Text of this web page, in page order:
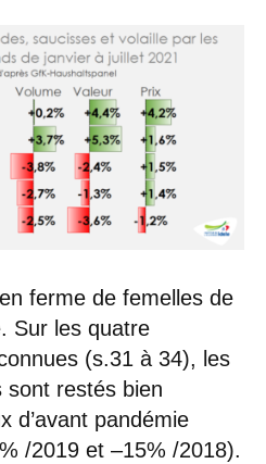
ferme de femelles de
Sur les quatre
(s.31 à 34), les
sont restés bien
d’avant pandémie
/2019 et –15% /2018).